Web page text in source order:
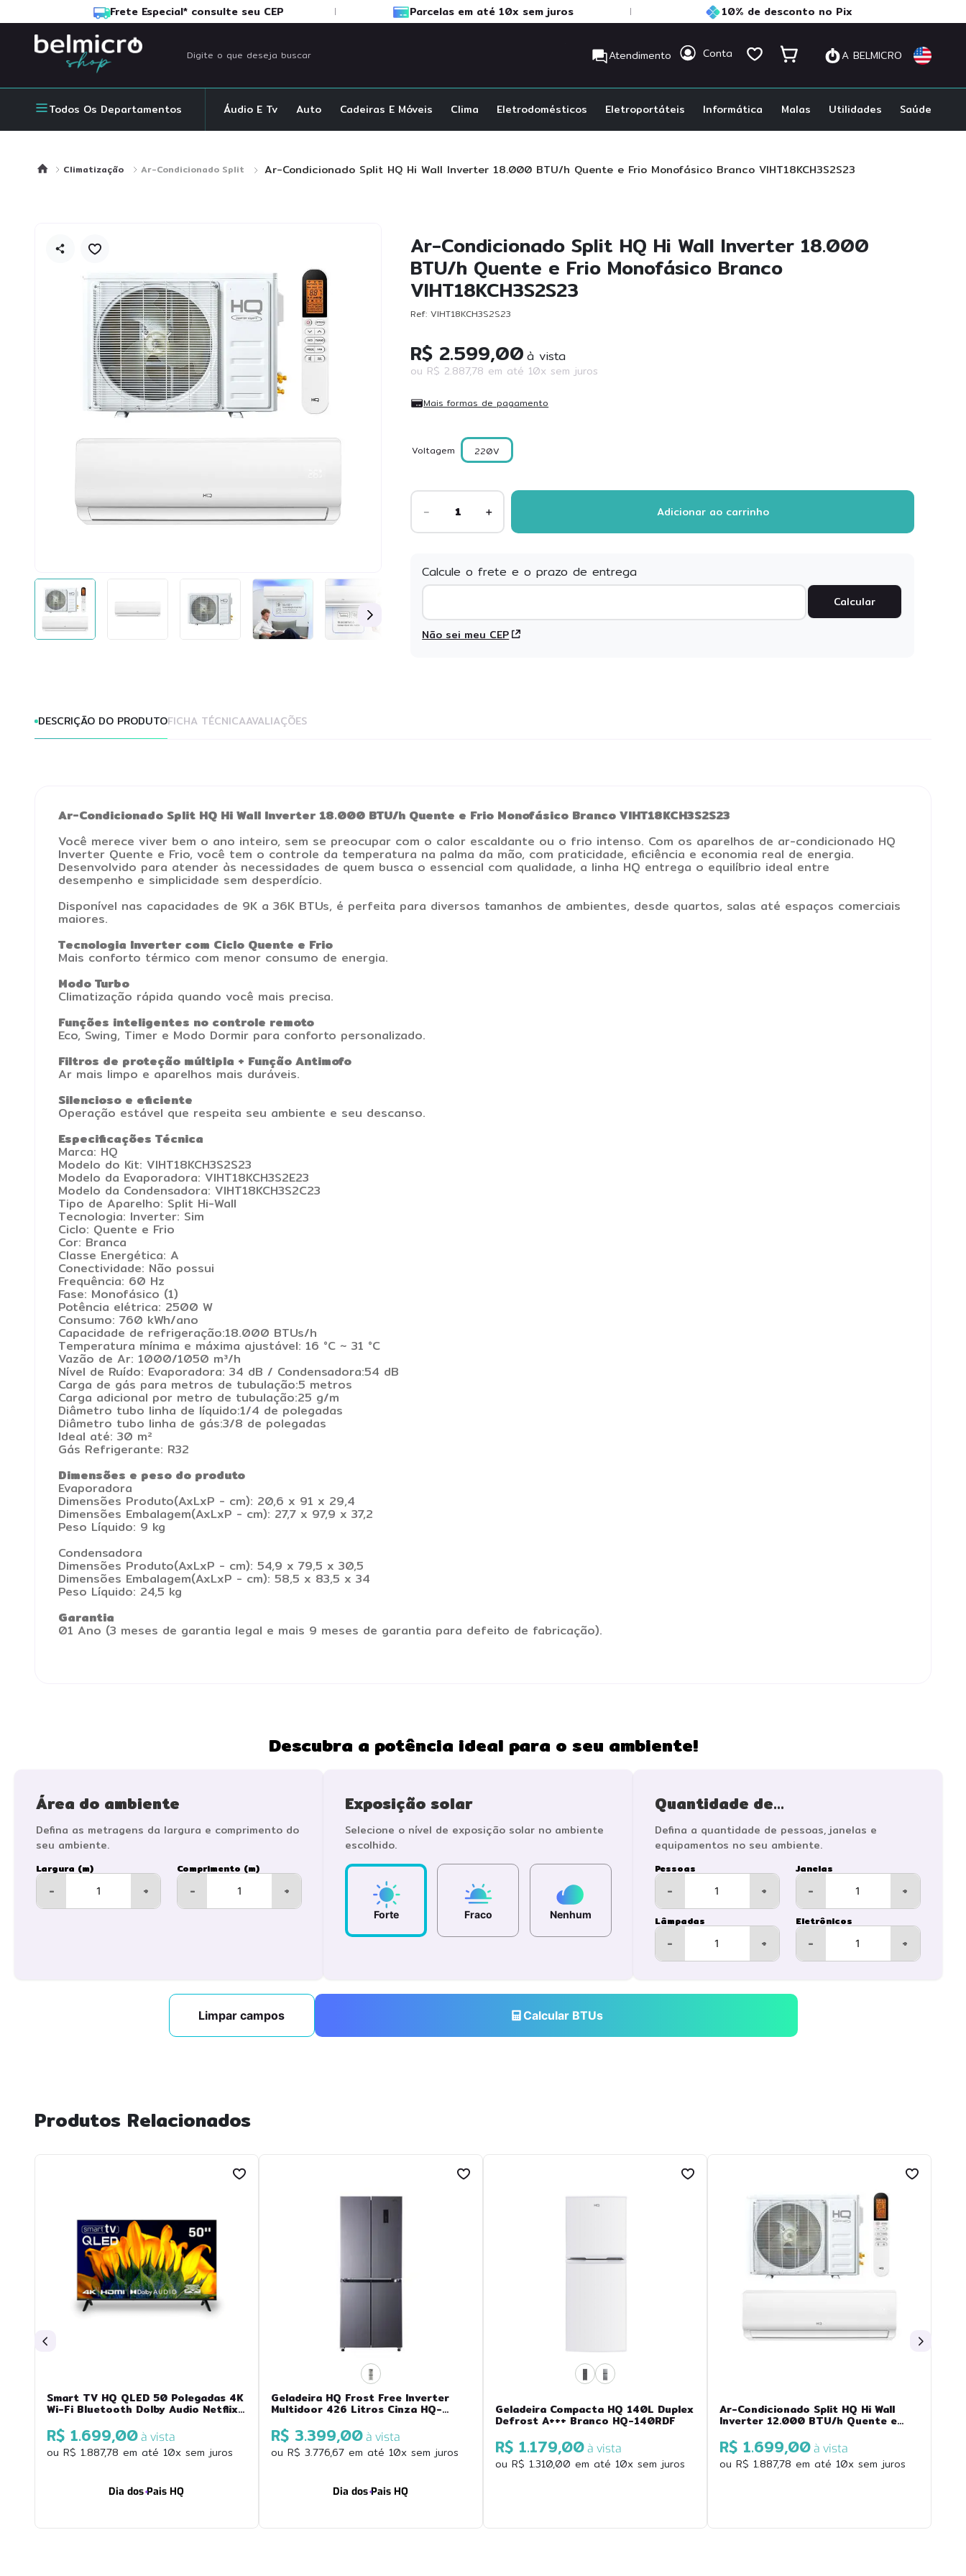
Frete Especial* consulte seu CEP Parcelas em até 10x sem juros 10% de desconto no Pix
Atendimento Conta A BELMICRO
Todos Os Departamentos Áudio E Tv Auto Cadeiras E Móveis Clima Eletrodomésticos Eletroportáteis Informática Malas Utilidades Saúde
Climatização Ar-Condicionado Split Ar-Condicionado Split HQ Hi Wall Inverter 18.000 BTU/h Quente e Frio Monofásico Branco VIHT18KCH3S2S23
Ar-Condicionado Split HQ Hi Wall Inverter 18.000
BTU/h Quente e Frio Monofásico Branco
VIHT18KCH3S2S23
Ref:VIHT18KCH3S2S23
R$ 2.599,00 à vista
ou R$ 2.887,78 em até 10x sem juros
Mais formas de pagamento
Voltagem 220V
＋
－
Não sei meu CEP
DESCRIÇÃO DO PRODUTOFICHA TÉCNICAAVALIAÇÕES
Ar-Condicionado Split HQ Hi Wall Inverter 18.000 BTU/h Quente e Frio Monofásico Branco VIHT18KCH3S2S23
Você merece viver bem o ano inteiro, sem se preocupar com o calor escaldante ou o frio intenso. Com os aparelhos de ar-condicionado HQ
Inverter Quente e Frio, você tem o controle da temperatura na palma da mão, com praticidade, eficiência e economia real de energia.
Desenvolvido para atender às necessidades de quem busca o essencial com qualidade, a linha HQ entrega o equilíbrio ideal entre
desempenho e simplicidade sem desperdício.
Disponível nas capacidades de 9K a 36K BTUs, é perfeita para diversos tamanhos de ambientes, desde quartos, salas até espaços comerciais
maiores.
Tecnologia Inverter com Ciclo Quente e Frio
Mais conforto térmico com menor consumo de energia.
Modo Turbo
Climatização rápida quando você mais precisa.
Funções inteligentes no controle remoto
Eco, Swing, Timer e Modo Dormir para conforto personalizado.
Filtros de proteção múltipla + Função Antimofo
Ar mais limpo e aparelhos mais duráveis.
Silencioso e eficiente
Operação estável que respeita seu ambiente e seu descanso.
Especificações Técnica
Marca: HQ
Modelo do Kit: VIHT18KCH3S2S23
Modelo da Evaporadora: VIHT18KCH3S2E23
Modelo da Condensadora: VIHT18KCH3S2C23
Tipo de Aparelho: Split Hi-Wall
Tecnologia: Inverter: Sim
Ciclo: Quente e Frio
Cor: Branca
Classe Energética: A
Conectividade: Não possui
Frequência: 60 Hz
Fase: Monofásico (1)
Potência elétrica: 2500 W
Consumo: 760 kWh/ano
Capacidade de refrigeração:18.000 BTUs/h
Temperatura mínima e máxima ajustável: 16 °C ~ 31 °C
Vazão de Ar: 1000/1050 m³/h
Nível de Ruído: Evaporadora: 34 dB / Condensadora:54 dB
Carga de gás para metros de tubulação:5 metros
Carga adicional por metro de tubulação:25 g/m
Diâmetro tubo linha de líquido:1/4 de polegadas
Diâmetro tubo linha de gás:3/8 de polegadas
Ideal até: 30 m²
Gás Refrigerante: R32
Dimensões e peso do produto
Evaporadora
Dimensões Produto(AxLxP - cm): 20,6 x 91 x 29,4
Dimensões Embalagem(AxLxP - cm): 27,7 x 97,9 x 37,2
Peso Líquido: 9 kg
Condensadora
Dimensões Produto(AxLxP - cm): 54,9 x 79,5 x 30,5
Dimensões Embalagem(AxLxP - cm): 58,5 x 83,5 x 34
Peso Líquido: 24,5 kg
Garantia
01 Ano (3 meses de garantia legal e mais 9 meses de garantia para defeito de fabricação).
Descubra a potência ideal para o seu ambiente!
Área do ambiente
Defina as metragens da largura e comprimento do
seu ambiente.
Largura (m)
- +
Comprimento (m)
- +
Exposição solar
Selecione o nível de exposição solar no ambiente
escolhido.
Forte Fraco Nenhum
Quantidade de...
Defina a quantidade de pessoas, janelas e
equipamentos no seu ambiente.
Pessoas
- +
Janelas
- +
Lâmpadas
- +
Eletrônicos
- +
Limpar campos Calcular BTUs
Produtos Relacionados
Smart TV HQ QLED 50 Polegadas 4K
Wi-Fi Bluetooth Dolby Audio Netflix
QLED50SM
R$ 1.699,00à vista
ouR$ 1.887,78 em até10x sem juros
Dia dos Pais HQ
Geladeira HQ Frost Free Inverter
Multidoor 426 Litros Cinza HQ-
R$ 3.399,00à vista
ouR$ 3.776,67 em até10x sem juros
Dia dos Pais HQ
Geladeira Compacta HQ 140L Duplex
Defrost A+++ Branco HQ-140RDF
R$ 1.179,00à vista
ouR$ 1.310,00 em até10x sem juros
Ar-Condicionado Split HQ Hi Wall
Inverter 12.000 BTU/h Quente e
VIHT12KCH3S2S23
R$ 1.699,00à vista
ouR$ 1.887,78 em até10x sem juros
3
ar condicionado
º
tv
9º
ssd
10
cadeira presidente